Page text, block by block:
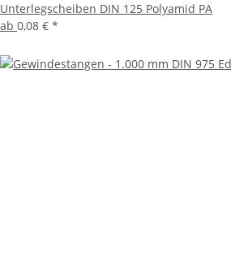
Unterlegscheiben DIN 125 Polyamid PA
ab 0,08 € *